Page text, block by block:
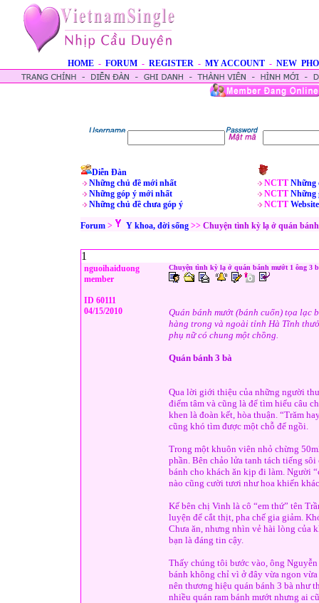
HOME - FORUM - REGISTER - MY ACCOUNT - NEW
Diễn Đàn
Những chủ đề mới nhất
Những góp ý mới nhất
Những chủ đề chưa góp ý
NCTT Những
NCTT Những
NCTT Website
Forum > Y khoa, đời sống >> Chuyện tình kỳ lạ ở quán
1
nguoihaiduong
member
ID 60111
04/15/2010
Chuyện tình kỳ lạ ở quán bánh mướt 1 ông 3
Quán bánh mướt (bánh cuốn) tọa lạc
hàng trong và ngoài tỉnh Hà Tĩnh
phụ nữ có chung một chồng.
Quán bánh 3 bà
Qua lời giới thiệu của những người
điểm tâm và cũng là để tìm hiểu câu
khen là đoàn kết, hòa thuận. “Trăm
cũng khó tìm được một chỗ để ngồi.
Trong một khuôn viên nhỏ chừng
phần. Bên chảo lửa tanh tách tiếng
bánh cho khách ăn kịp đi làm. Người
nào cũng cười tươi như hoa khiến
Kế bên chị Vinh là cô “em thứ” tên
luyện để cắt thịt, pha chế gia giảm.
Chưa ăn, nhưng nhìn vẻ hài lòng của
bạn là đáng tin cậy.
Thấy chúng tôi bước vào, ông
bánh không chỉ vì ở đây vừa ngon
nên thương hiệu quán bánh 3 bà như
nhiều quán ram bánh mướt nhưng ai